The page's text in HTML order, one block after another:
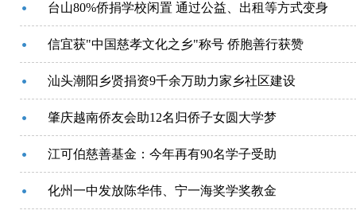
台山80%侨捐学校闲置 通过公益、出租等方式变身
信宜获"中国慈孝文化之乡"称号 侨胞善行获赞
汕头潮阳乡贤捐资9千余万助力家乡社区建设
肇庆越南侨友会助12名归侨子女圆大学梦
江可伯慈善基金：今年再有90名学子受助
化州一中发放陈华伟、宁一海奖学奖教金